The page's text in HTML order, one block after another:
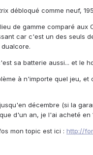
débloqué comme neuf,
de gamme comparé aux
car c'est un des seuls
dualcore.
sa batterie aussi... et le
à n'importe quel jeu, et
décembre (si la
d'un an, je l'ai acheté en
mon topic est ici : http://